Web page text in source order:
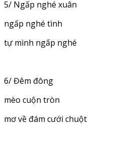
5/ Ngấp nghé xuân
ngấp nghé tình
tự mình ngấp nghé
6/ Đêm đông
mèo cuộn tròn
mơ về đám cưới chuột